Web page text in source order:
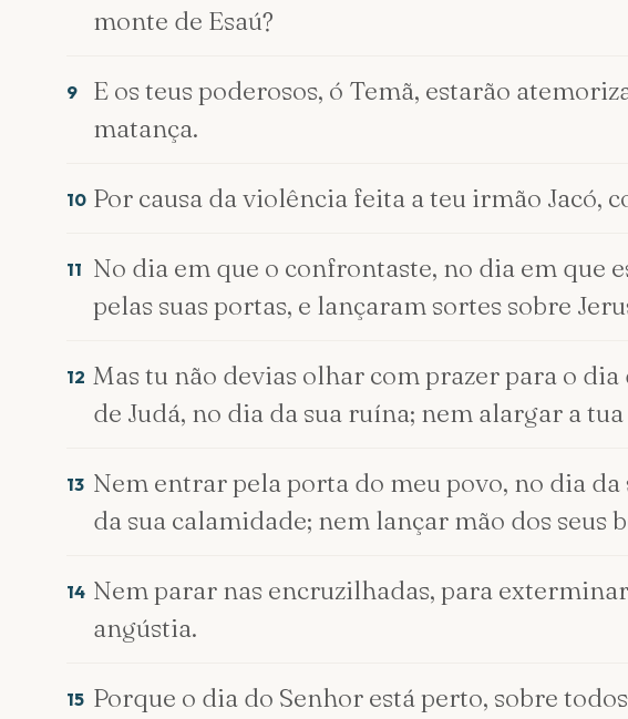
monte de Esaú?
9
E os teus poderosos, ó Temã, estarão
matança.
10 Por causa da violência feita a teu irmão Jacó,
11 No dia em que o confrontaste, no dia em que
pelas suas portas, e lançaram sortes sobre
12 Mas tu não devias olhar com prazer para o
de Judá, no dia da sua ruína; nem alargar a
13 Nem entrar pela porta do meu povo, no dia
da sua calamidade; nem lançar mão dos seus
14 Nem parar nas encruzilhadas, para
angústia.
15 Porque o dia do Senhor está perto, sobre